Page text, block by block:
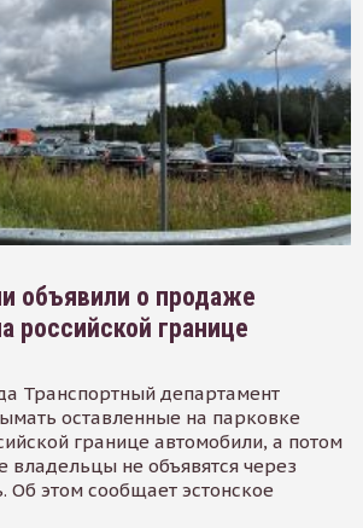
объявили о продаже
российской границе
Транспортный департамент
оставленные на парковке
границе автомобили, а потом
владельцы не объявятся через
Об этом сообщает эстонское